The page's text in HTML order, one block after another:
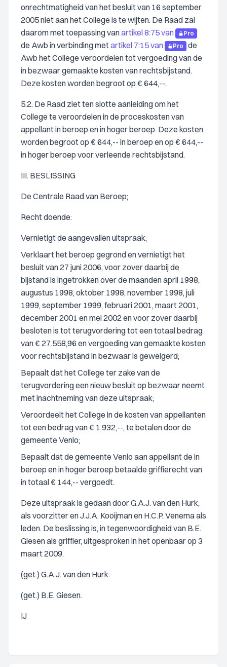
onrechtmatigheid van het besluit van 16 september
2005 niet aan het College is te wijten. De Raad zal
daarom met toepassing vanartikel 8:75 van Pro
de Awb in verbinding metartikel 7:15 van Pro
de
Awb het College veroordelen tot vergoeding van de
in bezwaar gemaakte kosten van rechtsbijstand.
Deze kosten worden begroot op € 644,--.
5.2. De Raad ziet ten slotte aanleiding om het
College te veroordelen in de proceskosten van
appellant in beroep en in hoger beroep. Deze kosten
worden begroot op € 644,-- in beroep en op € 644,--
in hoger beroep voor verleende rechtsbijstand.
III. BESLISSING
De Centrale Raad van Beroep;
Recht doende:
Vernietigt de aangevallen uitspraak;
Verklaart het beroep gegrond en vernietigt het
besluit van 27 juni 2006, voor zover daarbij de
bijstand is ingetrokken over de maanden april 1998,
augustus 1998, oktober 1998, november 1998, juli
1999, september 1999, februari 2001, maart 2001,
december 2001 en mei 2002 en voor zover daarbij
besloten is tot terugvordering tot een totaal bedrag
van € 27.558,96 en vergoeding van gemaakte kosten
voor rechtsbijstand in bezwaar is geweigerd;
Bepaalt dat het College ter zake van de
terugvordering een nieuw besluit op bezwaar neemt
met inachtneming van deze uitspraak;
Veroordeelt het College in de kosten van appellanten
tot een bedrag van € 1.932,--, te betalen door de
gemeente Venlo;
Bepaalt dat de gemeente Venlo aan appellant de in
beroep en in hoger beroep betaalde griffierecht van
in totaal € 144,-- vergoedt.
Deze uitspraak is gedaan door G.A.J. van den Hurk,
als voorzitter en J.J.A. Kooijman en H.C.P. Venema als
leden. De beslissing is, in tegenwoordigheid van B.E.
Giesen als griffier, uitgesproken in het openbaar op 3
maart 2009.
(get.) G.A.J. van den Hurk.
(get.) B.E. Giesen.
IJ